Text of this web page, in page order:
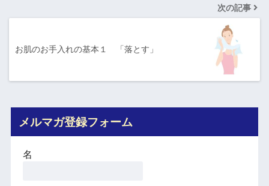
次の記事
お肌のお手入れの基本１ 「落とす」
メルマガ登録フォーム
名